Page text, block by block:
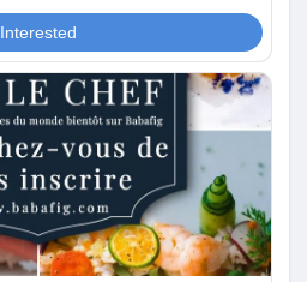
Interested